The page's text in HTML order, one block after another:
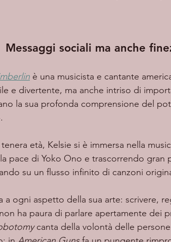
Messaggi sociali ma anche
è una musicista e cantante
e divertente, ma anche intriso di
la sua profonda comprensione del
pace di Yoko Ono e trascorrendo gran
su un flusso infinito di canzoni
ha paura di parlare apertamente dei
canta della volontà delle